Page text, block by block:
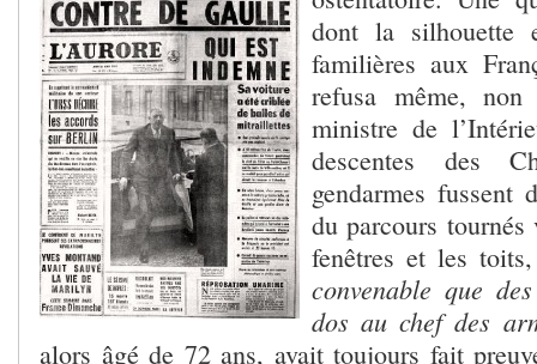
dont la silhouette
familières aux
refusa même,
ministre de
descentes des
gendarmes fussent
du parcours tournés
fenêtres et les
convenable que
dos au chef des
alors âgé de 72 ans, avait toujours fait